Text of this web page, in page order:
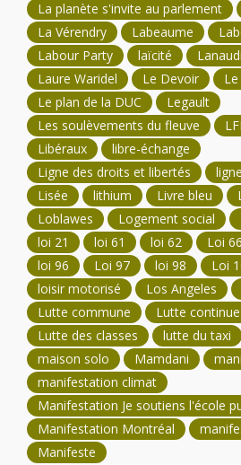
La planète s'invite au parlement
La Vérendry
Labeaume
Labour Party
laïcité
Laure Waridel
Le Devoir
Le plan de la DUC
Legault
Les soulèvements du fleuve
LFI
Libéraux
libre-échange
Ligne des droits et libertés
Lisée
lithium Livre bleu
Loblawes
Logement social
loi 21
loi 61 loi 62 Loi 66
loi 96
Loi 97 loi 98 Loi
loisir motorisé
Los Angeles
Lutte commune
Lutte continue
Lutte des classes
lutte du taxi
maison solo
Mamdani
manifestation climat
Manifestation Je soutiens l'école
Manifestation Montréal
Manifeste